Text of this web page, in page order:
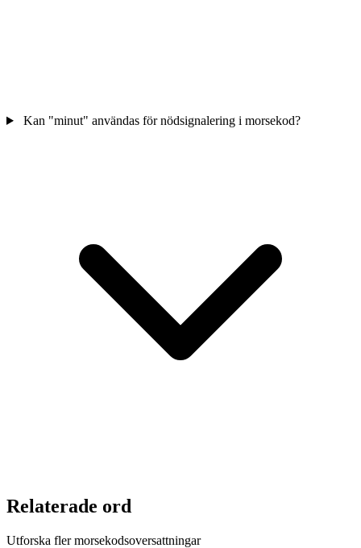
Kan "minut" användas för nödsignalering i morsekod?
Relaterade ord
Utforska fler morsekodsoversattningar